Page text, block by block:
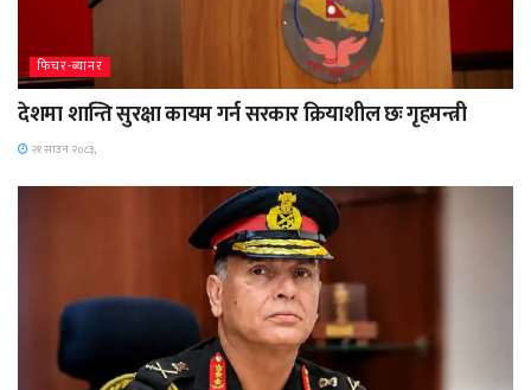
फिचर-ब्यानर
देशमा शान्ति सुरक्षा कायम गर्न सरकार क्रियाशील छः गृहमन्त्री
२१ साउन २०८३,